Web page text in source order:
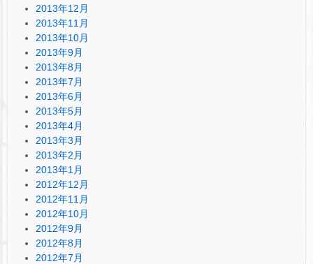
2013年12月
2013年11月
2013年10月
2013年9月
2013年8月
2013年7月
2013年6月
2013年5月
2013年4月
2013年3月
2013年2月
2013年1月
2012年12月
2012年11月
2012年10月
2012年9月
2012年8月
2012年7月